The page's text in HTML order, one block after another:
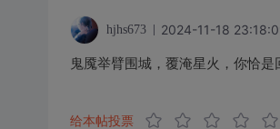
hjhs673 2024-11-18
鬼魇举臂围城，覆淹星火，你恰
给本帖投票